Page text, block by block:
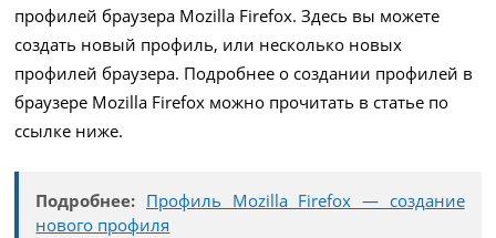
профилей браузера Mozilla Firefox. Здесь вы можете
создать новый профиль, или несколько новых
профилей браузера. Подробнее о создании профилей в
браузере Mozilla Firefox можно прочитать в статье по
ссылке ниже.
Подробнее: Профиль Mozilla Firefox — создание
нового профиля